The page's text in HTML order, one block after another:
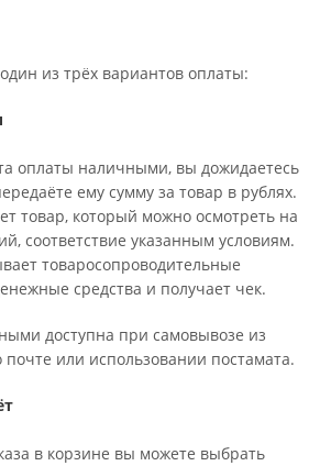
из трёх вариантов оплаты:
оплаты наличными, вы дожидаетесь
ему сумму за товар в рублях.
товар, который можно осмотреть на
соответствие указанным условиям.
товаросопроводительные
средства и получает чек.
доступна при самовывозе из
или использовании постамата.
в корзине вы можете выбрать